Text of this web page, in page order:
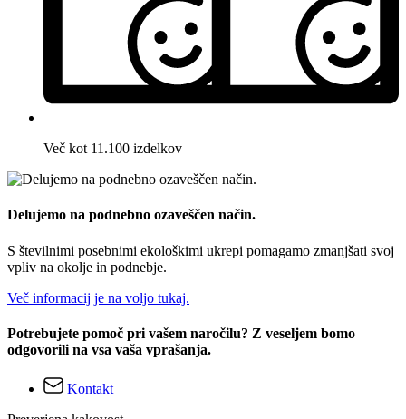
Več kot 11.100 izdelkov
Delujemo na podnebno ozaveščen način.
S številnimi posebnimi ekološkimi ukrepi pomagamo zmanjšati svoj
vpliv na okolje in podnebje.
Več informacij je na voljo tukaj.
Potrebujete pomoč pri vašem naročilu? Z veseljem bomo
odgovorili na vsa vaša vprašanja.
Kontakt